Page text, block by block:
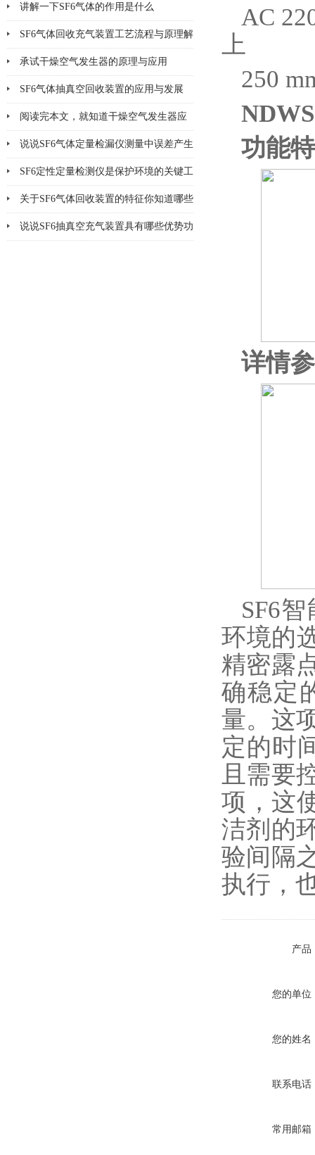
方面
讲解一下SF6气体的作用是什么
SF6气体回收充气装置工艺流程与原理解
析
承试干燥空气发生器的原理与应用
SF6气体抽真空回收装置的应用与发展
阅读完本文，就知道干燥空气发生器应
该注意哪几点小问题
说说SF6气体定量检漏仪测量中误差产生
的8个因素
SF6定性定量检测仪是保护环境的关键工
具
关于SF6气体回收装置的特征你知道哪些
说说SF6抽真空充气装置具有哪些优势功
AC
上
250
功能
详情
SF6
环境的
精密露
确稳定
量。这
定的时
且需要
项，这
洁剂的
验间隔
执行，
产品
您的单位
您的姓名
联系电话
常用邮箱